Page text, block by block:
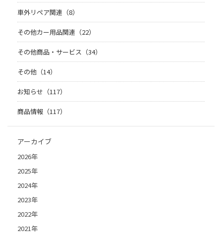
車外リペア関連（8）
その他カー用品関連（22）
その他商品・サービス（34）
その他（14）
お知らせ（117）
商品情報（117）
アーカイブ
2026年
2025年
2024年
2023年
2022年
2021年